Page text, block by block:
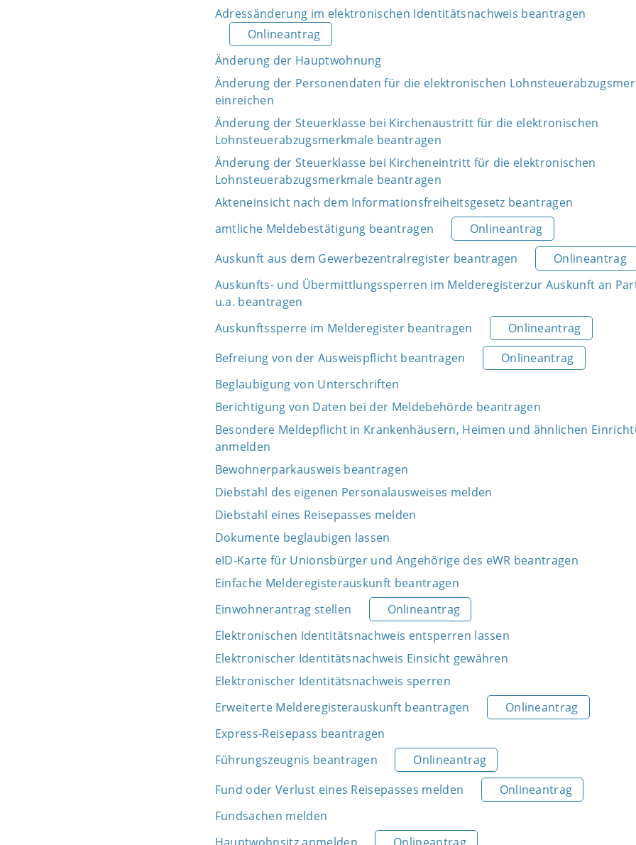
Adressänderung im elektronischen Identitätsnachweis beantragen
Onlineantrag
Änderung der Hauptwohnung
Änderung der Personendaten für die elektronischen
einreichen
Änderung der Steuerklasse bei Kirchenaustritt für die elektronischen
Lohnsteuerabzugsmerkmale beantragen
Änderung der Steuerklasse bei Kircheneintritt für die elektronischen
Lohnsteuerabzugsmerkmale beantragen
Akteneinsicht nach dem Informationsfreiheitsgesetz beantragen
amtliche Meldebestätigung beantragen
Onlineantrag
Auskunft aus dem Gewerbezentralregister beantragen
Onlineantrag
Auskunfts- und Übermittlungssperren im Melderegisterzur Auskunft an
u.a. beantragen
Auskunftssperre im Melderegister beantragen
Onlineantrag
Befreiung von der Ausweispflicht beantragen
Onlineantrag
Beglaubigung von Unterschriften
Berichtigung von Daten bei der Meldebehörde beantragen
Besondere Meldepflicht in Krankenhäusern, Heimen und ähnlichen
anmelden
Bewohnerparkausweis beantragen
Diebstahl des eigenen Personalausweises melden
Diebstahl eines Reisepasses melden
Dokumente beglaubigen lassen
eID-Karte für Unionsbürger und Angehörige des eWR beantragen
Einfache Melderegisterauskunft beantragen
Einwohnerantrag stellen
Onlineantrag
Elektronischen Identitätsnachweis entsperren lassen
Elektronischer Identitätsnachweis Einsicht gewähren
Elektronischer Identitätsnachweis sperren
Erweiterte Melderegisterauskunft beantragen
Onlineantrag
Express-Reisepass beantragen
Führungszeugnis beantragen
Onlineantrag
Fund oder Verlust eines Reisepasses melden
Onlineantrag
Fundsachen melden
Hauptwohnsitz anmelden
Onlineantrag